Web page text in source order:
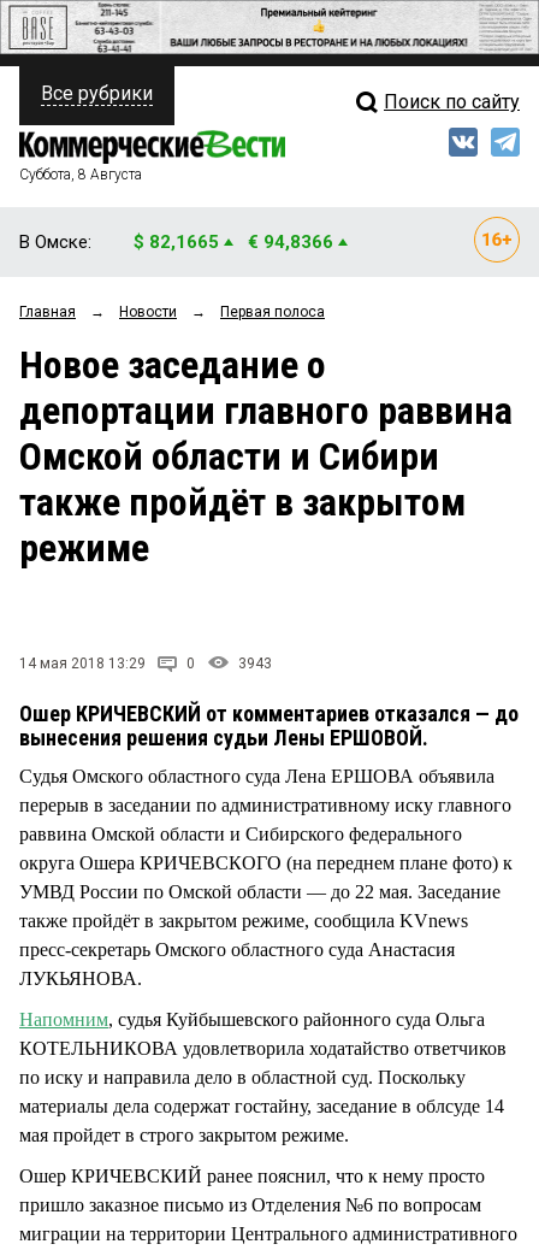
ПОЛИТИКА
ФИНАНСЫ
ОБЩЕСТВО
ЗАКОН
НОВОСТИ КОМПАНИЙ
СТИЛЬ ЖИЗНИ
Свежий выпуск
Мнения
Рейтинги
Блоги
Архив
Все рубрики Поиск по сайту
Суббота, 8 Августа
В Омске: $ 82,1665 € 94,8366
Главная → Новости → Первая полоса
Новое заседание о
депортации главного раввина
Омской области и Сибири
также пройдёт в закрытом
режиме
14 мая 2018 13:29 0 3943
Ошер КРИЧЕВСКИЙ от комментариев отказался — до
вынесения решения судьи Лены ЕРШОВОЙ.
Судья Омского областного суда Лена ЕРШОВА объявила
перерыв в заседании по административному иску главного
раввина Омской области и Сибирского федерального
округа Ошера КРИЧЕВСКОГО (на переднем плане фото) к
УМВД России по Омской области — до 22 мая. Заседание
также пройдёт в закрытом режиме, сообщила KVnews
пресс-секретарь Омского областного суда Анастасия
ЛУКЬЯНОВА.
Напомним, судья Куйбышевского районного суда Ольга
КОТЕЛЬНИКОВА удовлетворила ходатайство ответчиков
по иску и направила дело в областной суд. Поскольку
материалы дела содержат гостайну, заседание в облсуде 14
мая пройдет в строго закрытом режиме.
Ошер КРИЧЕВСКИЙ ранее пояснил, что к нему просто
пришло заказное письмо из Отделения №6 по вопросам
миграции на территории Центрального административного